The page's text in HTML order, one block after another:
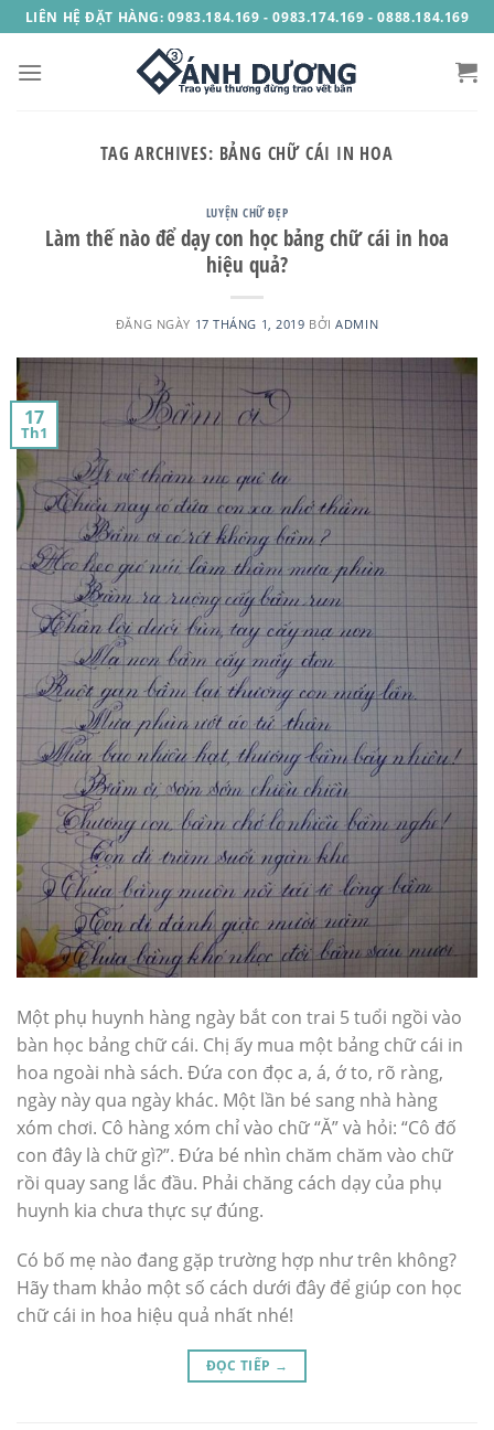
Skip
to
content
LIÊN HỆ ĐẶT HÀNG: 0983.184.169 - 0983.174.169 - 0888.184.169
TAG ARCHIVES: BẢNG CHỮ CÁI IN HOA
LUYỆN CHỮ ĐẸP
Làm thế nào để dạy con học bảng chữ cái in hoa
hiệu quả?
ĐĂNG NGÀY 17 THÁNG 1, 2019 BỞIADMIN
17
Th1
Một phụ huynh hàng ngày bắt con trai 5 tuổi ngồi vào
bàn học bảng chữ cái. Chị ấy mua một bảng chữ cái in
hoa ngoài nhà sách. Đứa con đọc a, á, ớ to, rõ ràng,
ngày này qua ngày khác. Một lần bé sang nhà hàng
xóm chơi. Cô hàng xóm chỉ vào chữ “Ă” và hỏi: “Cô đố
con đây là chữ gì?”. Đứa bé nhìn chăm chăm vào chữ
rồi quay sang lắc đầu. Phải chăng cách dạy của phụ
huynh kia chưa thực sự đúng.
Có bố mẹ nào đang gặp trường hợp như trên không?
Hãy tham khảo một số cách dưới đây để giúp con học
chữ cái in hoa hiệu quả nhất nhé!
ĐỌC TIẾP →